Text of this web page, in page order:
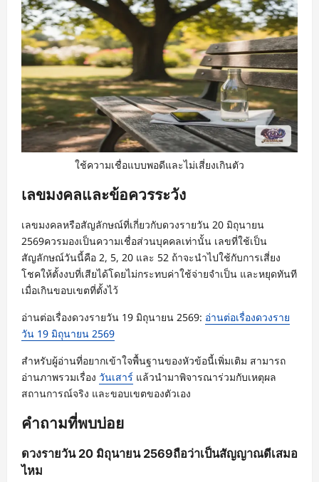
ใช้ความเชื่อแบบพอดีและไม่เสี่ยงเกินตัว
เลขมงคลและข้อควรระวัง
เลขมงคลหรือสัญลักษณ์ที่เกี่ยวกับดวงรายวัน 20 มิถุนายน
2569ควรมองเป็นความเชื่อส่วนบุคคลเท่านั้น เลขที่ใช้เป็น
สัญลักษณ์วันนี้คือ 2, 5, 20 และ 52 ถ้าจะนำไปใช้กับการเสี่ยง
โชคให้ตั้งงบที่เสียได้โดยไม่กระทบค่าใช้จ่ายจำเป็น และหยุดทันที
เมื่อเกินขอบเขตที่ตั้งไว้
อ่านต่อเรื่องดวงรายวัน 19 มิถุนายน 2569: อ่านต่อเรื่องดวงราย
วัน 19 มิถุนายน 2569
สำหรับผู้อ่านที่อยากเข้าใจพื้นฐานของหัวข้อนี้เพิ่มเติม สามารถ
อ่านภาพรวมเรื่อง วันเสาร์ แล้วนำมาพิจารณาร่วมกับเหตุผล
สถานการณ์จริง และขอบเขตของตัวเอง
คำถามที่พบบ่อย
ดวงรายวัน 20 มิถุนายน 2569ถือว่าเป็นสัญญาณดีเสมอ
ไหม